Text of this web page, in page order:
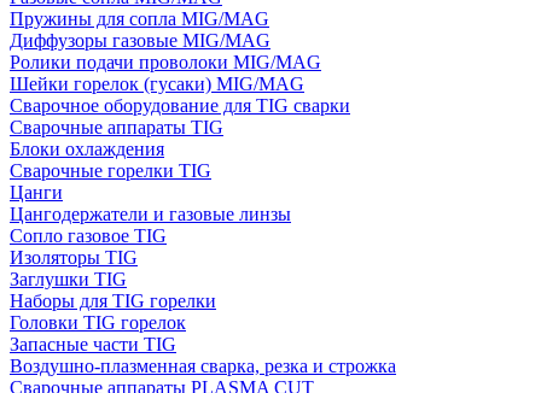
Пружины для сопла MIG/MAG
Диффузоры газовые MIG/MAG
Ролики подачи проволоки MIG/MAG
Шейки горелок (гусаки) MIG/MAG
Сварочное оборудование для TIG сварки
Сварочные аппараты TIG
Блоки охлаждения
Сварочные горелки TIG
Цанги
Цангодержатели и газовые линзы
Сопло газовое TIG
Изоляторы TIG
Заглушки TIG
Наборы для TIG горелки
Головки TIG горелок
Запасные части TIG
Воздушно-плазменная сварка, резка и строжка
Сварочные аппараты PLASMA CUT